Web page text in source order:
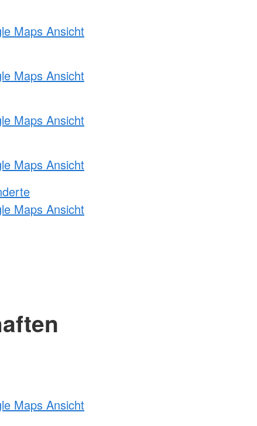
Maps Ansicht
Maps Ansicht
Maps Ansicht
Maps Ansicht
Maps Ansicht
Maps Ansicht